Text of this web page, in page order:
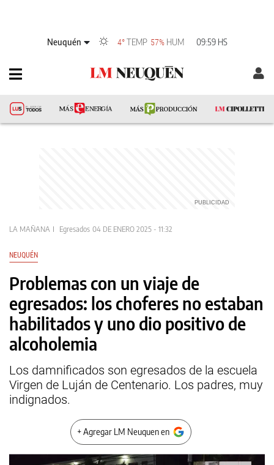
Neuquén 4° TEMP 57% HUM 09:59 HS
LA MAÑANA Egresados 04 DE ENERO 2025 - 11:32
NEUQUÉN
Problemas con un viaje de
egresados: los choferes no estaban
habilitados y uno dio positivo de
alcoholemia
Los damnificados son egresados de la escuela
Virgen de Luján de Centenario. Los padres, muy
indignados.
+ Agregar LM Neuquen en